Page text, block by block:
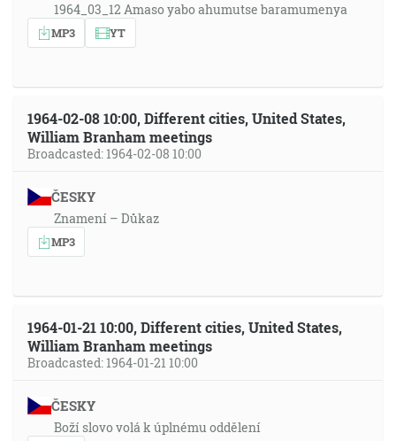
1964_03_12 Amaso yabo ahumutse baramumenya
MP3 YT
1964-02-08 10:00, Different cities, United States,
William Branham meetings
Broadcasted: 1964-02-08 10:00
ČESKY
Znamení – Důkaz
MP3
1964-01-21 10:00, Different cities, United States,
William Branham meetings
Broadcasted: 1964-01-21 10:00
ČESKY
Boží slovo volá k úplnému oddělení